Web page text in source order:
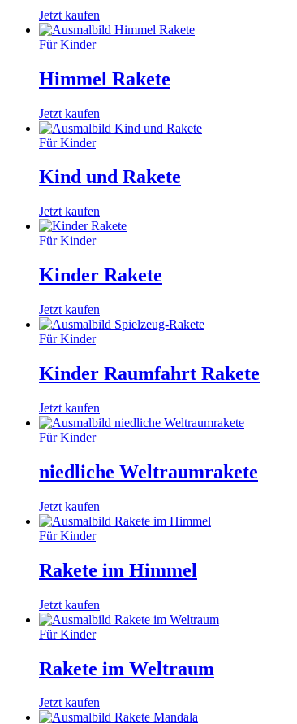
Jetzt kaufen
Für Kinder
Himmel Rakete
Jetzt kaufen
Für Kinder
Kind und Rakete
Jetzt kaufen
Für Kinder
Kinder Rakete
Jetzt kaufen
Für Kinder
Kinder Raumfahrt Rakete
Jetzt kaufen
Für Kinder
niedliche Weltraumrakete
Jetzt kaufen
Für Kinder
Rakete im Himmel
Jetzt kaufen
Für Kinder
Rakete im Weltraum
Jetzt kaufen